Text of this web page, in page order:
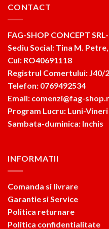
CONTACT
FAG-SHOP CONCEPT
Sediu Social: Tina M.
Cui: RO40691118
Registrul Comertului: J40/
Telefon: 0769492534
Email: comenzi@fag-
Program Lucru: Luni-
Sambata-duminica: Inchis
INFORMATII
Comanda si livrare
Garantie si Service
Politica returnare
Politica confidentialitate